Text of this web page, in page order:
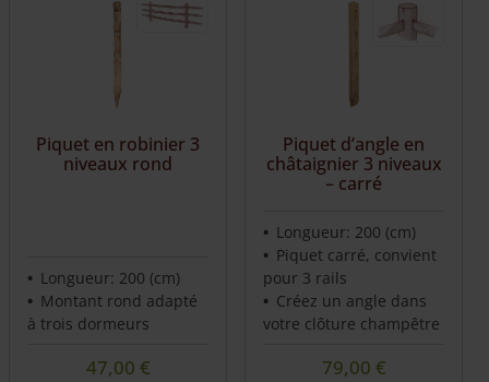
Piquet en robinier 3
niveaux rond
Longueur: 200 (cm)
Montant rond adapté
à trois dormeurs
47,00 €
Piquet d’angle en
châtaignier 3 niveaux
– carré
Longueur: 200 (cm)
Piquet carré, convient
pour 3 rails
Créez un angle dans
votre clôture champêtre
79,00 €